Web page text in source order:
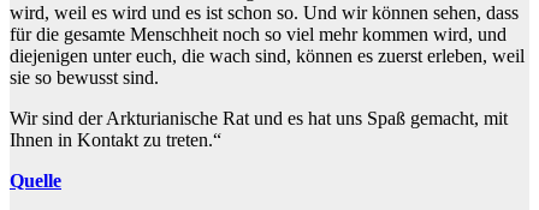
wird, weil es wird und es ist schon so. Und wir können sehen, dass
für die gesamte Menschheit noch so viel mehr kommen wird, und
diejenigen unter euch, die wach sind, können es zuerst erleben, weil
sie so bewusst sind.
Wir sind der Arkturianische Rat und es hat uns Spaß gemacht, mit
Ihnen in Kontakt zu treten.“
Quelle